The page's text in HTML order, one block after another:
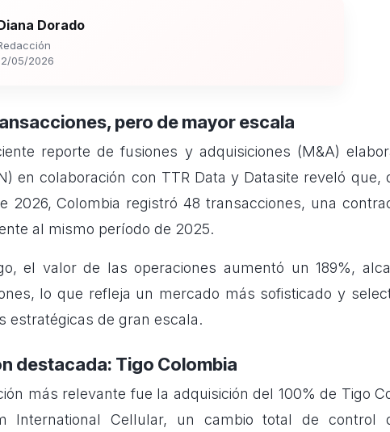
Dorado
05/2026
pero de mayor escala
reporte de fusiones y adquisiciones (M&A)
en colaboración con TTR Data y Datasite reveló
2026, Colombia registró 48 transacciones, una
al mismo período de 2025.
el valor de las operaciones aumentó un 189%,
lo que refleja un mercado más sofisticado y
estratégicas de gran escala.
destacada: Tigo Colombia
más relevante fue la adquisición del 100% de Tigo
International Cellular, un cambio total de control